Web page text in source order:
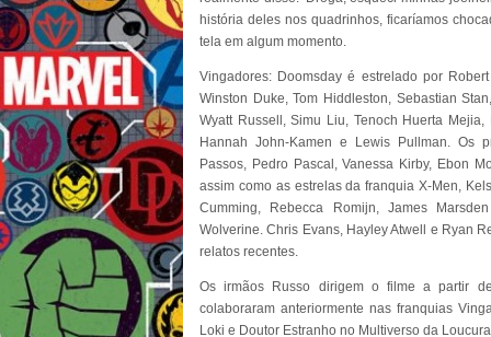
história deles nos quadrinhos, ficaríamos
tela em algum momento.
Vingadores: Doomsday é estrelado por
Winston Duke, Tom Hiddleston, Sebastian
Wyatt Russell, Simu Liu, Tenoch Huerta
Hannah John-Kamen e Lewis Pullman. Os
Passos, Pedro Pascal, Vanessa Kirby, Ebon
assim como as estrelas da franquia X-Men,
Cumming, Rebecca Romijn, James
Wolverine. Chris Evans, Hayley Atwell e Ryan
relatos recentes.
Os irmãos Russo dirigem o filme a partir
colaboraram anteriormente nas franquias
Loki e Doutor Estranho no Multiverso da